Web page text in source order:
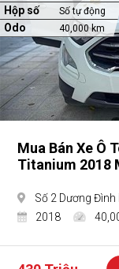
Hộp số Số tự động
Odo 40,000 km
Mua Bán Xe Ô
Titanium 2018
Số 2 Dương Đình
2018